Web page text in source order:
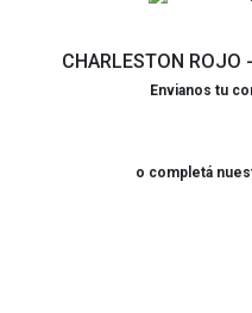
CHARLESTON
Envianos tu
o completá